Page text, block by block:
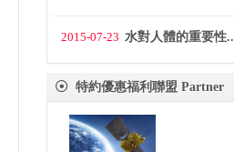
2015-07-23 水對人體的重要性..
特約優惠福利聯盟 Partner